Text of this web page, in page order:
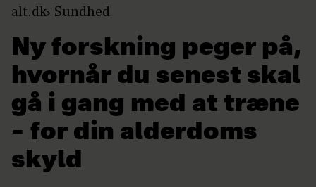
alt.dk Sundhed
Ny forskning peger på,
hvornår du senest skal
gå i gang med at træne
– for din alderdoms
skyld